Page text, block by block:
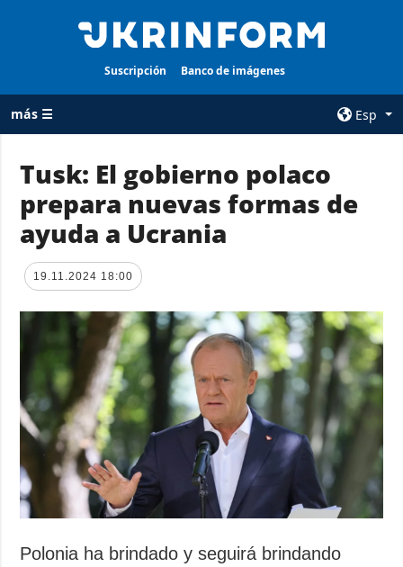
Suscripción Banco de imágenes
más ☰
Esp
TODAS LAS
CATEGORÍAS
Guerra
Reconstrucción
Política
Economía
Defensa
Sociedad y
Cultura
Deportes
Crimen
Desastres y
AGENCIA
servicios
Política de
privacidad y
protección de
datos personales
Tusk: El gobierno polaco
prepara nuevas formas de
ayuda a Ucrania
19.11.2024 18:00
Polonia ha brindado y seguirá brindando